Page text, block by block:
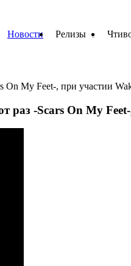
Новости Релизы
On My Feet-, при участии
раз -Scars On My